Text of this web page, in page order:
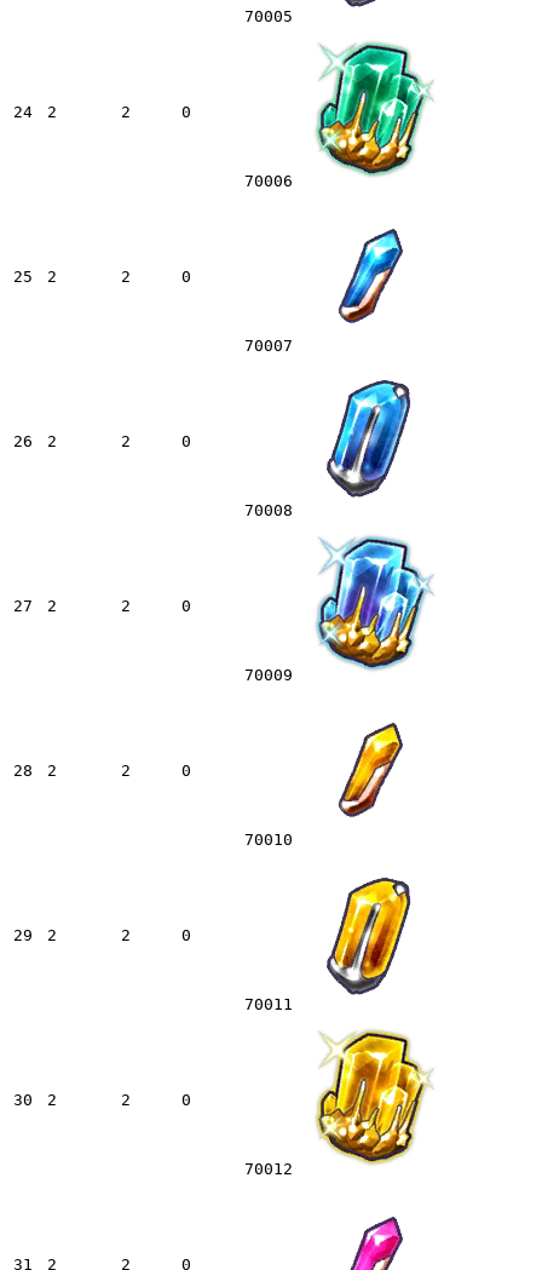
70005
24 2 2 0
70006
25 2 2 0
70007
26 2 2 0
70008
27 2 2 0
70009
28 2 2 0
70010
29 2 2 0
70011
30 2 2 0
70012
31 2 2 0